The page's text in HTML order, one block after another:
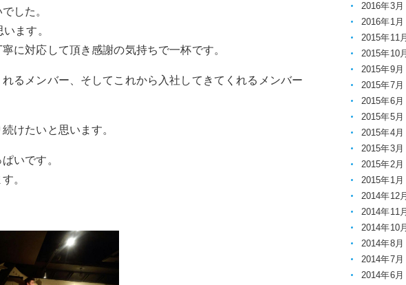
した。
ます。
に対応して頂き感謝の気持ちで一杯です。
るメンバー、そしてこれから入社してきてくれるメンバー
けたいと思います。
いです。
。
2016年3月
2016年1月
2015年11月
2015年10月
2015年9月
2015年7月
2015年6月
2015年5月
2015年4月
2015年3月
2015年2月
2015年1月
2014年12月
2014年11月
2014年10月
2014年8月
2014年7月
2014年6月